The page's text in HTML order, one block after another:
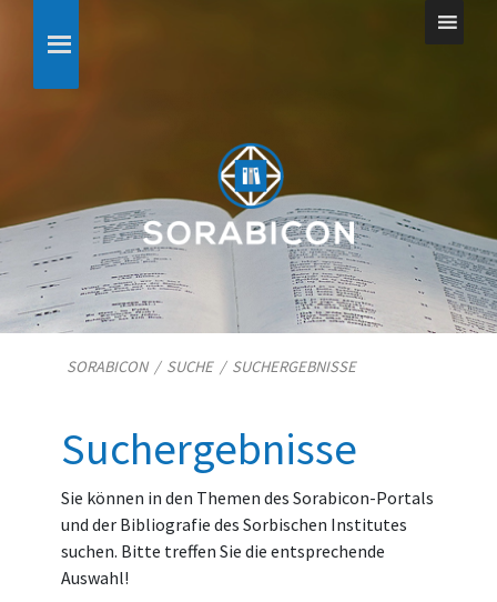
SORABICON/ SUCHE/ SUCHERGEBNISSE
Suchergebnisse
Sie können in den Themen des Sorabicon-Portals
und der Bibliografie des Sorbischen Institutes
suchen. Bitte treffen Sie die entsprechende
Auswahl!